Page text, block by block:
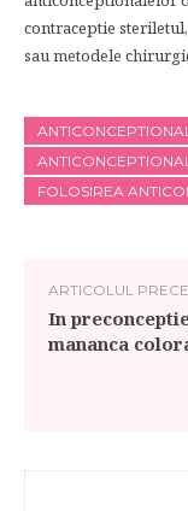
contraceptie
sau metodele
FOLOSIREA
ARTICOLUL
In
mananca